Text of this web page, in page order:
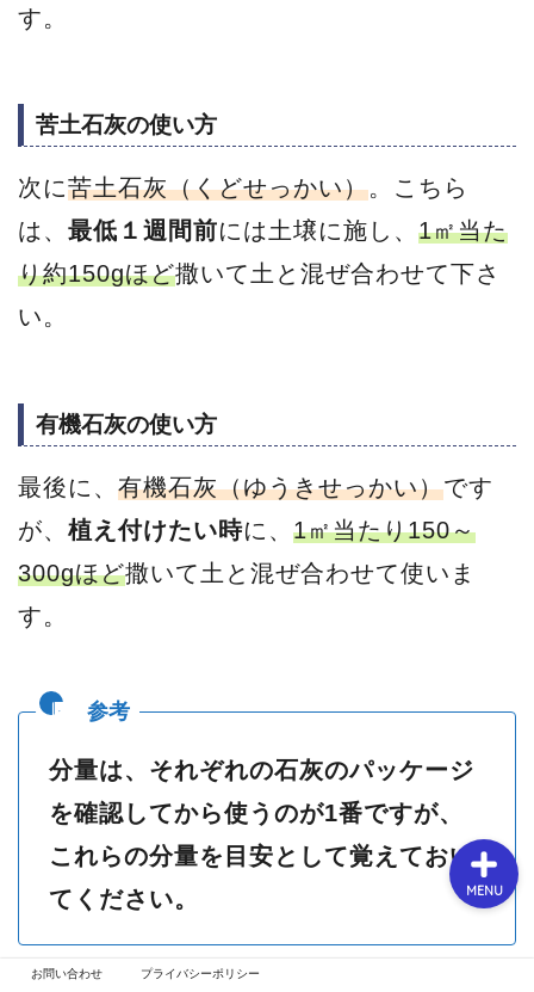
す。
苦土石灰の使い方
次に苦土石灰（くどせっかい）。こちら
は、 最低１週間前には土壌に施し、 1㎡当た
り約150gほど撒いて土と混ぜ合わせて下さ
い。
有機石灰の使い方
最後に、 有機石灰（ゆうきせっかい）です
が、 植え付けたい時に、 1㎡当たり150～
300gほど撒いて土と混ぜ合わせて使いま
す。
分量は、それぞれの石灰のパッケージ
を確認してから使うのが1番ですが、
これらの分量を目安として覚えておい
てください。
お問い合わせ プライバシーポリシー
MENU
冬【12月～2月】